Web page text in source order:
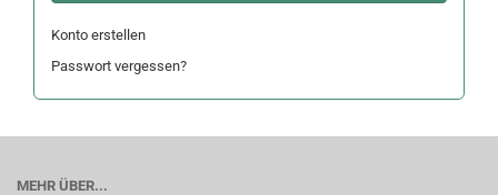
Konto erstellen
Passwort vergessen?
MEHR ÜBER...